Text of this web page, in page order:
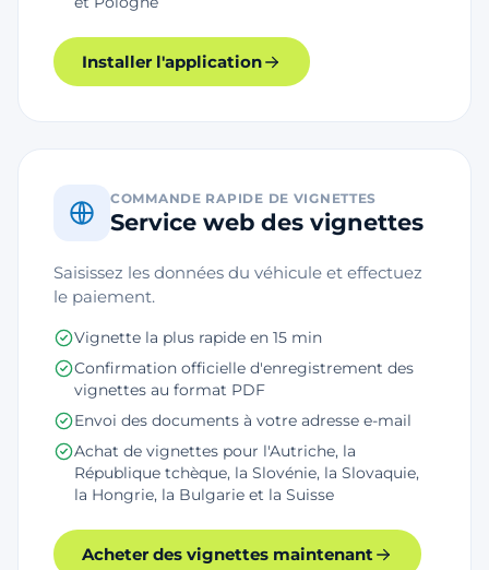
Installer l'application
COMMANDE RAPIDE DE VIGNETTES
Service web des vignettes
Saisissez les données du véhicule et effectuez
le paiement.
Vignette la plus rapide en 15 min
Confirmation officielle d'enregistrement des
vignettes au format PDF
Envoi des documents à votre adresse e-mail
Achat de vignettes pour l'Autriche, la
République tchèque, la Slovénie, la Slovaquie,
la Hongrie, la Bulgarie et la Suisse
Acheter des vignettes maintenant